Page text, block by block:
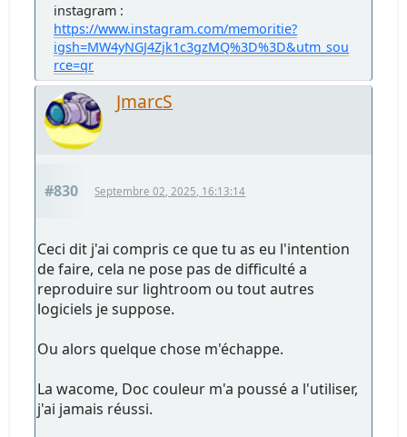
instagram :
https://www.instagram.com/memoritie?
igsh=MW4yNGJ4Zjk1c3gzMQ%3D%3D&utm_sou
rce=qr
JmarcS
#830 Septembre 02, 2025, 16:13:14
Ceci dit j'ai compris ce que tu as eu l'intention
de faire, cela ne pose pas de difficulté a
reproduire sur lightroom ou tout autres
logiciels je suppose.
Ou alors quelque chose m'échappe.
La wacome, Doc couleur m'a poussé a l'utiliser,
j'ai jamais réussi.